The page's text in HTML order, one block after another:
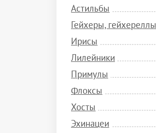
Астильбы
Гейхеры, гейхереллы
Ирисы
Лилейники
Примулы
Флоксы
Хосты
Эхинацеи